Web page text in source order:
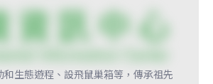
和生態遊程、設飛鼠巢箱等，傳承祖先